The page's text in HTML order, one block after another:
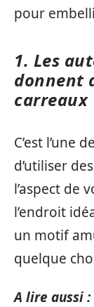
pour
1. Les
donnent
carreaux
C’est l’une
d’utiliser
l’aspect de
l’endroit
un motif
quelque
A lire aussi :